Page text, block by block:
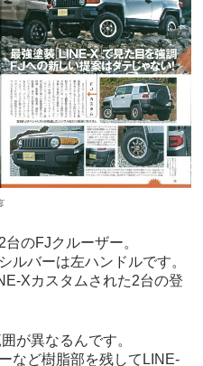
のFJクルーザー。
ルバーは左ハンドルです。
Xカスタムされた2台の登
が異なるんです。
など樹脂部を残してLINE-